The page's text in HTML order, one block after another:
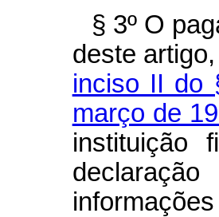
§ 3º O
deste
inciso II do
março de
instituição